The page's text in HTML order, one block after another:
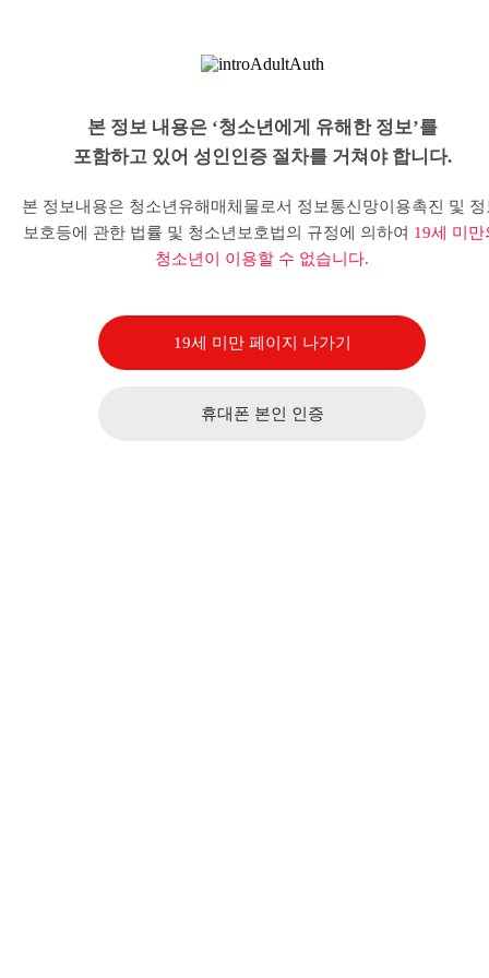
본 정보 내용은 ‘청소년에게 유해한 정보’를
포함하고 있어 성인인증 절차를 거쳐야 합니다.
본 정보내용은 청소년유해매체물로서 정보통신망이용촉진 및 정
보호등에 관한 법률 및 청소년보호법의 규정에 의하여 19세 미만
청소년이 이용할 수 없습니다.
19세 미만 페이지 나가기
휴대폰 본인 인증